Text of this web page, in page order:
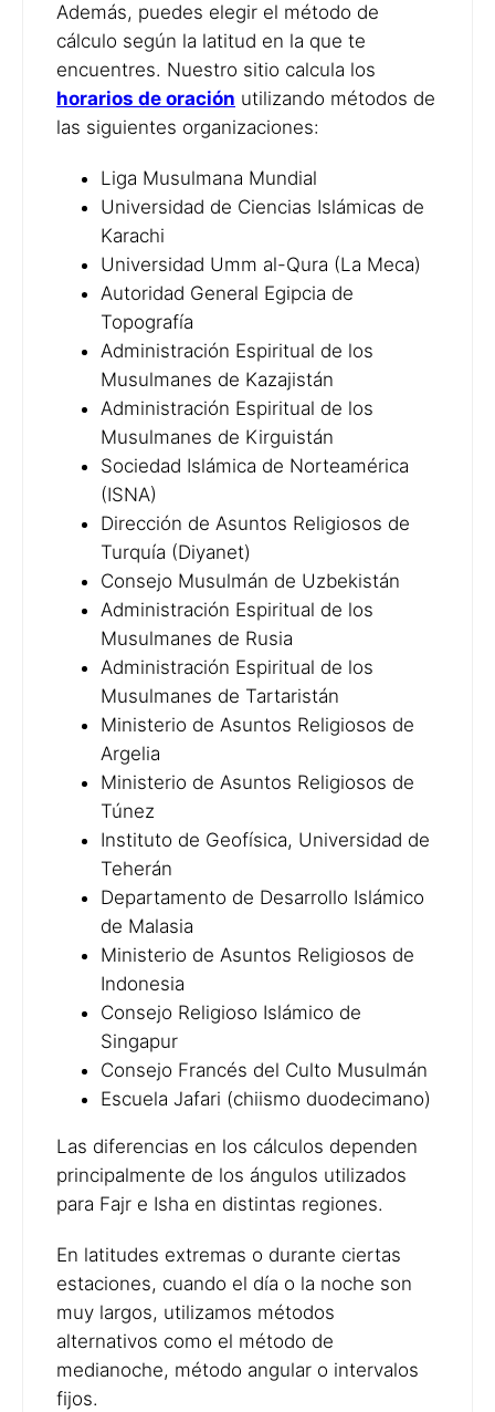
Además, puedes elegir el método de
cálculo según la latitud en la que te
encuentres. Nuestro sitio calcula los
horarios de oración utilizando métodos de
las siguientes organizaciones:
Liga Musulmana Mundial
Universidad de Ciencias Islámicas de
Karachi
Universidad Umm al-Qura (La Meca)
Autoridad General Egipcia de
Topografía
Administración Espiritual de los
Musulmanes de Kazajistán
Administración Espiritual de los
Musulmanes de Kirguistán
Sociedad Islámica de Norteamérica
(ISNA)
Dirección de Asuntos Religiosos de
Turquía (Diyanet)
Consejo Musulmán de Uzbekistán
Administración Espiritual de los
Musulmanes de Rusia
Administración Espiritual de los
Musulmanes de Tartaristán
Ministerio de Asuntos Religiosos de
Argelia
Ministerio de Asuntos Religiosos de
Túnez
Instituto de Geofísica, Universidad de
Teherán
Departamento de Desarrollo Islámico
de Malasia
Ministerio de Asuntos Religiosos de
Indonesia
Consejo Religioso Islámico de
Singapur
Consejo Francés del Culto Musulmán
Escuela Jafari (chiismo duodecimano)
Las diferencias en los cálculos dependen
principalmente de los ángulos utilizados
para Fajr e Isha en distintas regiones.
En latitudes extremas o durante ciertas
estaciones, cuando el día o la noche son
muy largos, utilizamos métodos
alternativos como el método de
medianoche, método angular o intervalos
fijos.